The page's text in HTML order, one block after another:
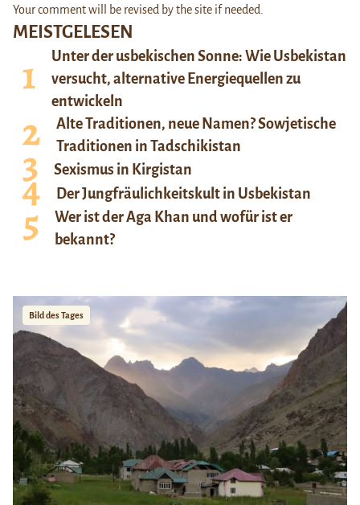
MEISTGELESEN
Unter der usbekischen Sonne: Wie Usbekistan
versucht, alternative Energiequellen zu
entwickeln
Alte Traditionen, neue Namen? Sowjetische
Traditionen in Tadschikistan
Sexismus in Kirgistan
Der Jungfräulichkeitskult in Usbekistan
Wer ist der Aga Khan und wofür ist er
bekannt?
Bild des Tages
Your comment will be revised by the site if needed.